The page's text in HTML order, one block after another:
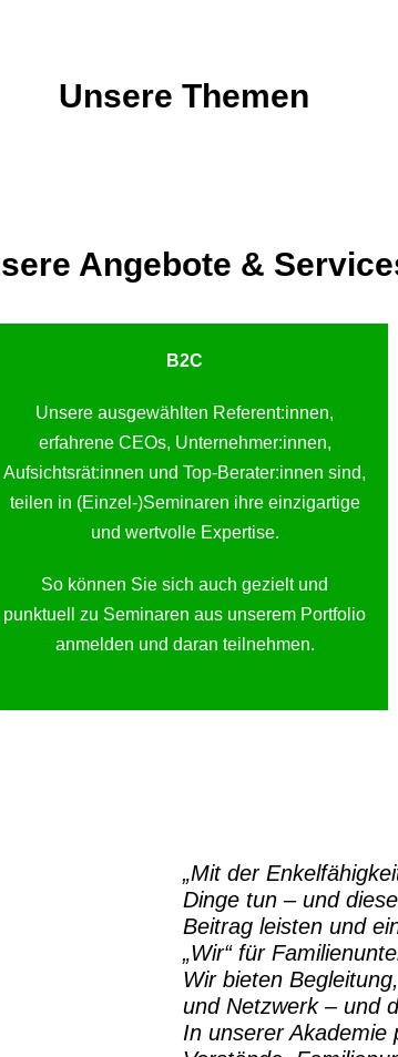
Unsere Themen
Angebote &
B2C
Unsere ausgewählten Referent:innen,
erfahrene CEOs, Unternehmer:innen,
Aufsichtsrät:innen und Top-Berater:innen sind,
teilen in (Einzel-)Seminaren ihre einzigartige
und wertvolle Expertise.
So können Sie sich auch gezielt und
punktuell zu Seminaren aus unserem Portfolio
anmelden und daran teilnehmen.
„Mit der
Dinge tun – und
Beitrag leisten und
„Wir“ für
Wir bieten
und Netzwerk – und
In unserer Akademie